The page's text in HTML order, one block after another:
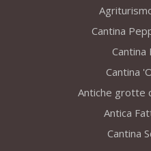
Cantina
Cantina
Cantina
Antiche grotte
Antica
Cantina